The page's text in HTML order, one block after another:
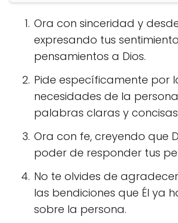
Ora con sinceridad y
expresando tus
pensamientos a Dios.
Pide específicamente por
necesidades de la
palabras claras y
Ora con fe, creyendo que
poder de responder tus
No te olvides de
las bendiciones que Él ya
sobre la persona.